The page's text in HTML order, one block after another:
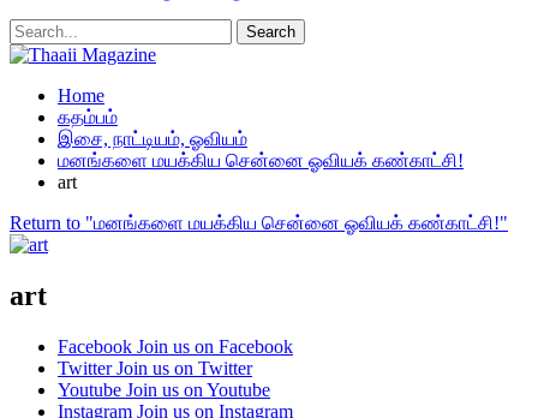
Home
கதம்பம்
இசை, நாட்டியம், ஓவியம்
மனங்களை மயக்கிய சென்னை ஓவியக் கண்காட்சி!
art
Return to "மனங்களை மயக்கிய சென்னை ஓவியக் கண்காட்சி!"
art
Facebook Join us on Facebook
Twitter Join us on Twitter
Youtube Join us on Youtube
Instagram Join us on Instagram